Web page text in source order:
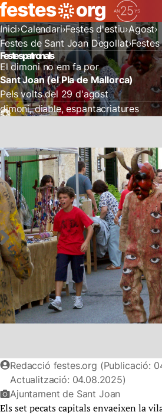
Inici Calendari Festes d'estiu Agost
Festes de Sant Joan Degollat
Festes patronals
El dimoni no em fa por
Sant Joan (el Pla de Mallorca)
Pels volts del 29 d'agost
dimoni diable espantacriatures
Redacció festes.org (Publicació:
Actualització: 04.08.2025)
Ajuntament de Sant Joan
Els set pecats capitals envaeixen la